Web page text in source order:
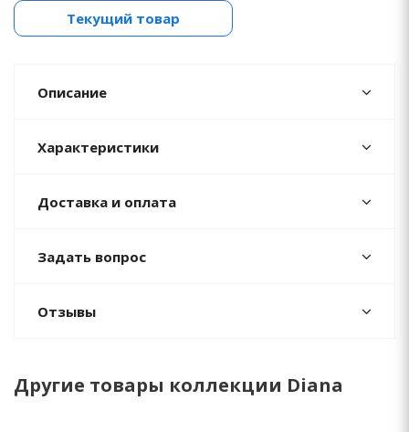
Текущий товар
Описание
Характеристики
Доставка и оплата
Задать вопрос
Отзывы
Другие товары коллекции Diana